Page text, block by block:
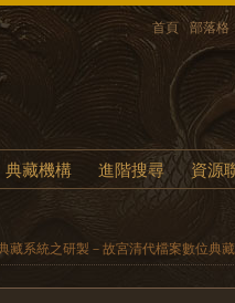
首頁 部落格
典藏機構 進階搜尋 資源
藏系統之研製－故宮清代檔案數位典